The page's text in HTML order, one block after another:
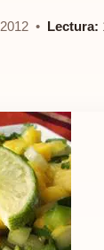
• Lectura: